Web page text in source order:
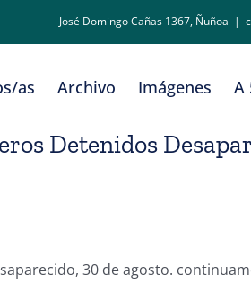
José Domingo Cañas 1367, Ñuñoa |
as Archivo Imágenes A
Detenidos
30 de agosto.